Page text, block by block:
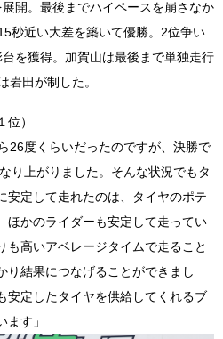
開。最後までハイペースを崩さなか
秒近い大差を築いて優勝。2位争い
を獲得。加賀山は最後まで単独走行
岩田が制した。
）
26度くらいだったのですが、決勝で
り上がりました。そんな状況でもタ
安定して走れたのは、タイヤのポテ
ほかのライダーも安定して走ってい
も高いアベレージタイムで走ること
り結果につなげることができまし
安定したタイヤを供給してくれるブ
す」